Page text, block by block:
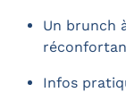
Un brunch
Infos